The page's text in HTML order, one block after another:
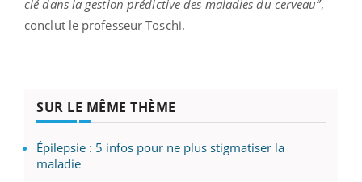
clé dans la gestion prédictive des maladies du cerveau”,
conclut le professeur Toschi.
SUR LE MÊME THÈME
Épilepsie : 5 infos pour ne plus stigmatiser la
maladie